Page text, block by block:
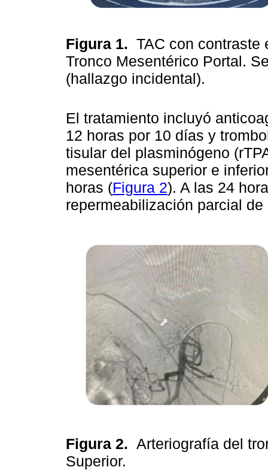
Figura 1. TAC con contraste
Tronco Mesentérico Portal.
(hallazgo incidental).
El tratamiento incluyó
12 horas por 10 días y
tisular del plasminógeno
mesentérica superior e
horas (Figura 2). A las 24
repermeabilización parcial
Figura 2. Arteriografía del
Superior.